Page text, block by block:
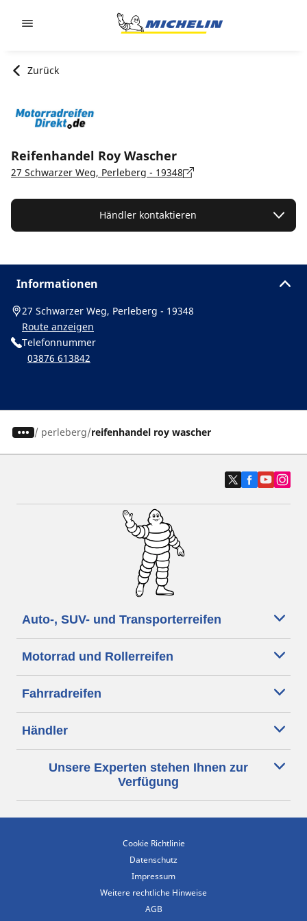
Zurück
Reifenhandel Roy Wascher
27 Schwarzer Weg, Perleberg - 19348
Händler kontaktieren
Informationen
27 Schwarzer Weg, Perleberg - 19348
Route anzeigen
Telefonnummer
03876 613842
/ perleberg reifenhandel roy wascher
Auto-, SUV- und Transporterreifen
Motorrad und Rollerreifen
Fahrradreifen
Händler
Unsere Experten stehen Ihnen zur
Verfügung
Cookie Richtlinie
Datenschutz
Impressum
Weitere rechtliche Hinweise
AGB